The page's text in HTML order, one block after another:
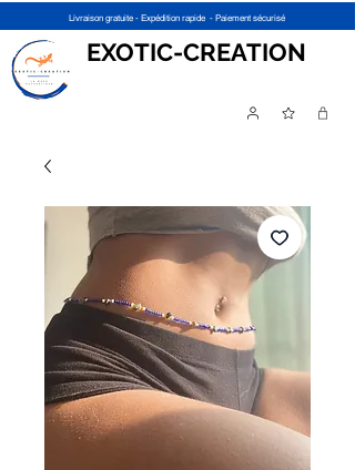
Livraison gratuite - Expédition rapide - Paiement sécurisé
EXOTIC-CREATION